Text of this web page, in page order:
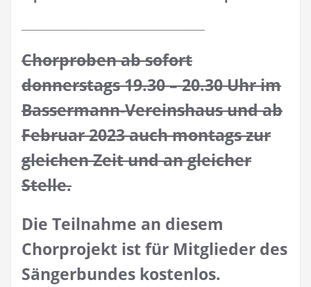
Chorproben ab sofort
donnerstags 19.30 – 20.30 Uhr im
Bassermann-Vereinshaus und ab
Februar 2023 auch montags zur
gleichen Zeit und an gleicher
Stelle.
Die Teilnahme an diesem
Chorprojekt ist für Mitglieder des
Sängerbundes kostenlos.